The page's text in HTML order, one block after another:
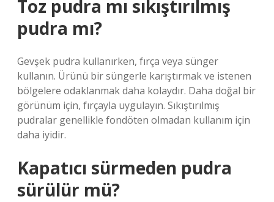
Toz pudra mı sıkıştırılmış
pudra mı?
Gevşek pudra kullanırken, fırça veya sünger
kullanın. Ürünü bir süngerle karıştırmak ve istenen
bölgelere odaklanmak daha kolaydır. Daha doğal bir
görünüm için, fırçayla uygulayın. Sıkıştırılmış
pudralar genellikle fondöten olmadan kullanım için
daha iyidir.
Kapatıcı sürmeden pudra
sürülür mü?